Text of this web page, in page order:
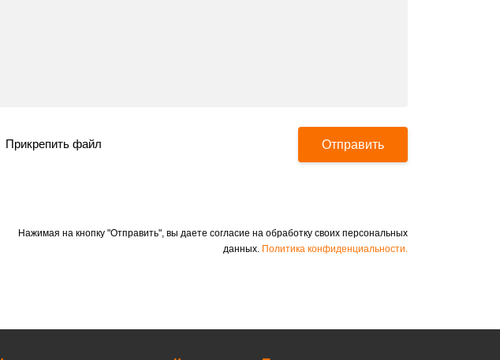
Прикрепить файл Отправить
Нажимая на кнопку "Отправить", вы даете согласие на обработку своих персональных
данных. Политика конфиденциальности.